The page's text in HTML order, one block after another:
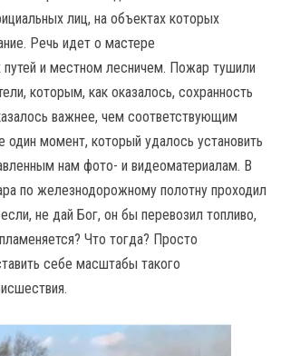
лиц, на объектах которых
Речь идет о мастере
и местном лесничем. Пожар тушили
которым, как оказалось, сохранность
важнее, чем соответствующим
момент, который удалось установить
нам фото- и видеоматериалам. В
по железнодорожному полотну проходил
не дай Бог, он бы перевозил топливо,
Что тогда? Просто
себе масштабы такого